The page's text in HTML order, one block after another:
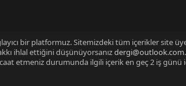
bir platformuz. Sitemizdeki tüm içerikler site
ihlal ettiğini düşünüyorsanız
etmeniz durumunda ilgili içerik en geç 2 iş günü